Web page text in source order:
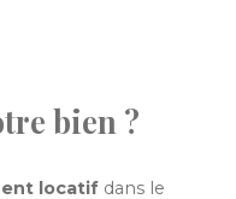
bien ?
locatif dans le